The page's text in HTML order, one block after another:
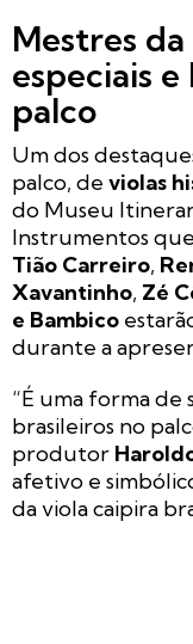
Mestres
especiais
palco
Um dos
palco, de violas
do Museu
Instrumentos
Tião Carreiro,
Xavantinho, Zé
e Bambico
durante a
“É uma forma de
brasileiros no
produtor
afetivo e
da viola caipira